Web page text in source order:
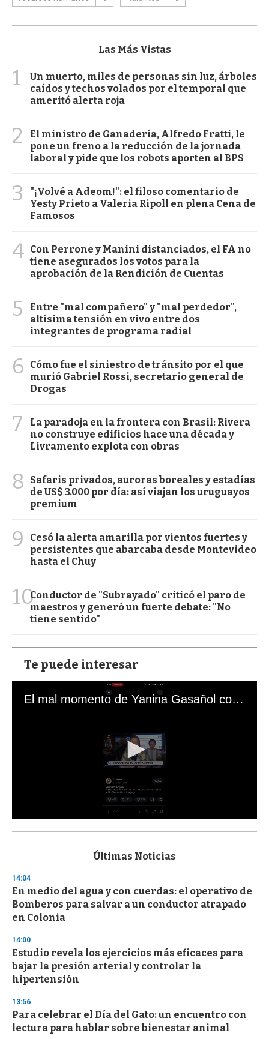
Las Más Vistas
1
Un muerto, miles de personas sin luz, árboles
caídos y techos volados por el temporal que
ameritó alerta roja
2
El ministro de Ganadería, Alfredo Fratti, le
pone un freno a la reducción de la jornada
laboral y pide que los robots aporten al BPS
3
"¡Volvé a Adeom!": el filoso comentario de
Yesty Prieto a Valeria Ripoll en plena Cena de
Famosos
4 Con Perrone y Manini distanciados, el FA no
tiene asegurados los votos para la
aprobación de la Rendición de Cuentas
5
Entre "mal compañero" y "mal perdedor",
altísima tensión en vivo entre dos
integrantes de programa radial
6
Cómo fue el siniestro de tránsito por el que
murió Gabriel Rossi, secretario general de
Drogas
7
La paradoja en la frontera con Brasil: Rivera
no construye edificios hace una década y
Livramento explota con obras
8
Safaris privados, auroras boreales y estadías
de US$ 3.000 por día: así viajan los uruguayos
premium
9
Cesó la alerta amarilla por vientos fuertes y
persistentes que abarcaba desde Montevideo
hasta el Chuy
10Conductor de "Subrayado" criticó el paro de
maestros y generó un fuerte debate: "No
tiene sentido"
Te puede interesar
El mal momento de Yanina Gasañol con un hincha argentino en "Subrayado"
s
d
s
o
f
3
s
e
c
o
n
Últimas Noticias
14:04
En medio del agua y con cuerdas: el operativo de
Bomberos para salvar a un conductor atrapado
en Colonia
14:00
Estudio revela los ejercicios más eficaces para
bajar la presión arterial y controlar la
hipertensión
13:56
Para celebrar el Día del Gato: un encuentro con
lectura para hablar sobre bienestar animal